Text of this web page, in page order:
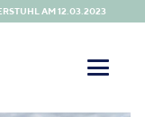
AM 12.03.2023